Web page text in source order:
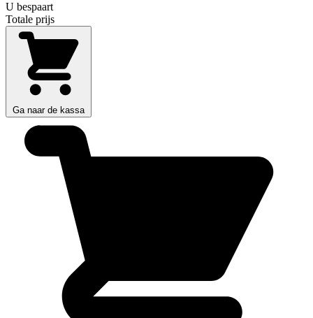
U bespaart
Totale prijs
Ga naar de kassa